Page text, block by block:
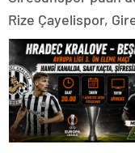
Rize Çayelispor,